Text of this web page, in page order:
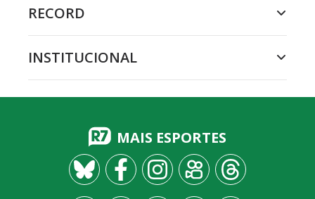
RECORD
INSTITUCIONAL
MAIS ESPORTES